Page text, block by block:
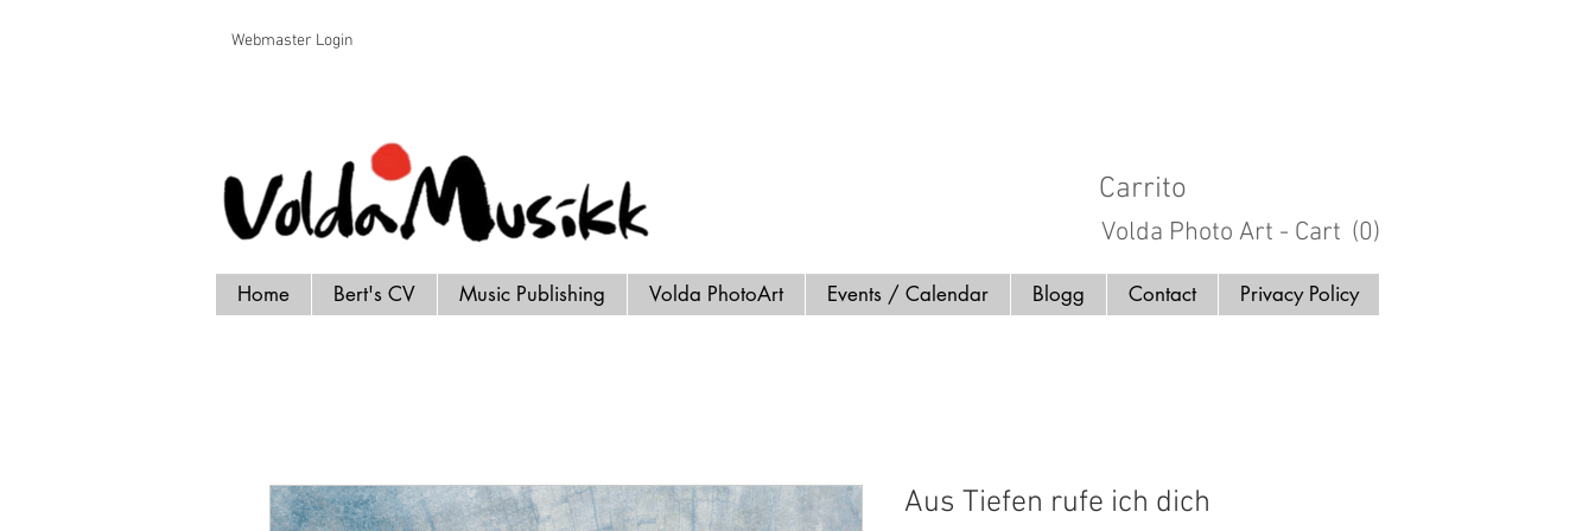
Voldamusikk forlag Bert Handrick
Webmaster Login
Carrito
Volda Photo Art - Cart (0)
Home Bert's CV Music Publishing Volda PhotoArt Events / Calendar Blogg Contact Privacy Policy
Aus Tiefen rufe ich dich